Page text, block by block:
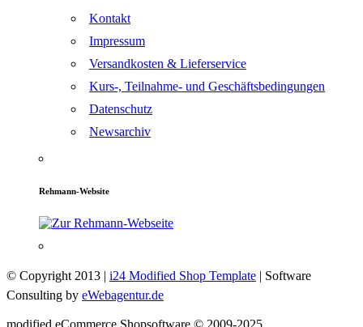
Kontakt
Impressum
Versandkosten & Lieferservice
Kurs-, Teilnahme- und Geschäftsbedingungen
Datenschutz
Newsarchiv
Rehmann-Website
© Copyright 2013 | i24 Modified Shop Template | Software
Consulting by eWebagentur.de
modified eCommerce Shopsoftware © 2009-2025